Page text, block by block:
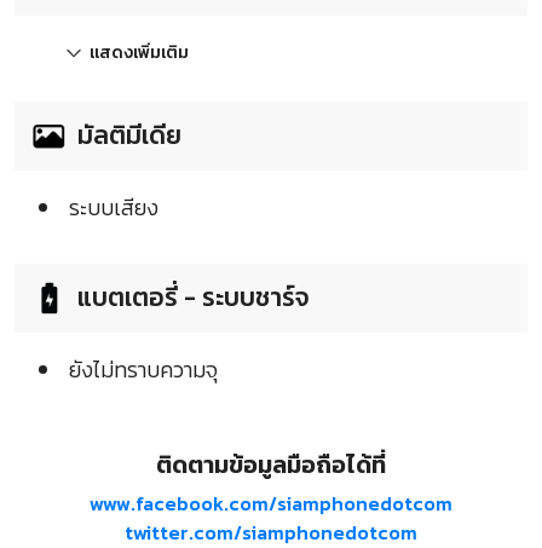
แสดงเพิ่มเติม
มัลติมีเดีย
ระบบเสียง
แบตเตอรี่ - ระบบชาร์จ
ยังไม่ทราบความจุ
ติดตามข้อมูลมือถือได้ที่
www.facebook.com/siamphonedotcom
twitter.com/siamphonedotcom